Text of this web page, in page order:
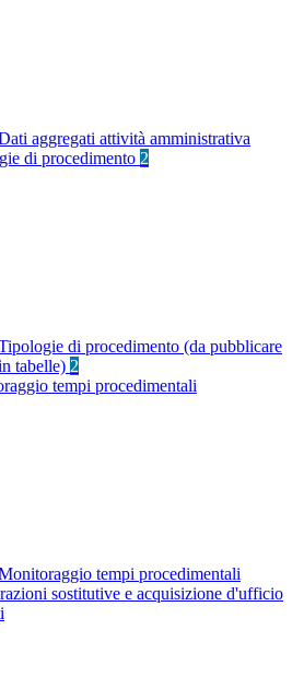
aggregati attività amministrativa
di procedimento 2
di procedimento (da pubblicare
tabelle) 2
tempi procedimentali
tempi procedimentali
sostitutive e acquisizione d'ufficio